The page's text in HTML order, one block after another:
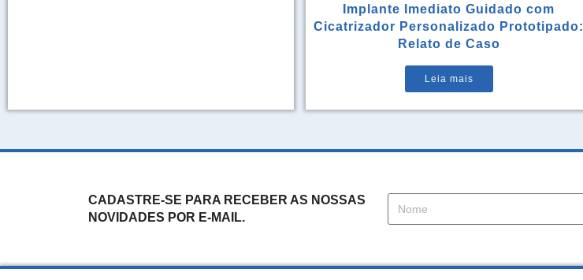
Implante Imediato Guidado com
Cicatrizador Personalizado Prototipado:
Relato de Caso
Leia mais
CADASTRE-SE PARA RECEBER AS NOSSAS
NOVIDADES POR E-MAIL.